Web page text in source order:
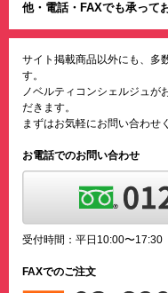
他・電話・FAXでも承って
サイト掲載商品以外にも、多
す。
ノベルティコンシェルジュが
だきます。
まずはお気軽にお問い合わせ
お電話でのお問い合わせ
受付時間：平日10:00〜17:30
FAXでのご注文